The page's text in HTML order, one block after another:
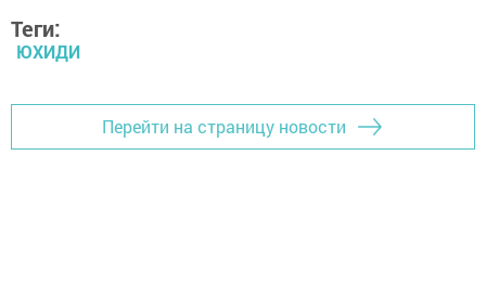
Теги:
ЮХИДИ
Перейти на страницу новости